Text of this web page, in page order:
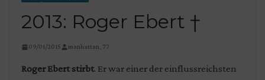
2013: Roger Ebert †
09/01/2015 manhattan_77
Roger Ebert stirbt. Er war einer der einflussreichsten